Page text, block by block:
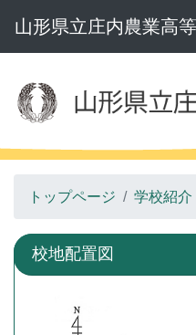
山形県立庄内農業高
トップページ 学校紹介
校地配置図